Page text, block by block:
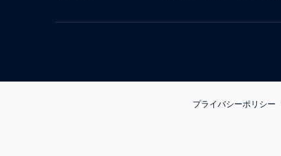
プライバシーポリシー